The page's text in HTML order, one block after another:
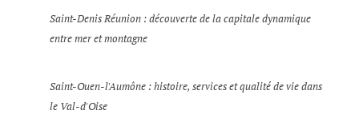
Saint-Denis Réunion : découverte de la capitale dynamique
entre mer et montagne
Saint-Ouen-l'Aumône : histoire, services et qualité de vie dans
le Val-d'Oise